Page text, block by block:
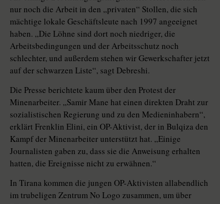
nur noch die Arbeit in den „privaten“ Stollen, die sich
mächtige lokale Geschäftsleute nach 1997 angeeignet
haben. „Die Löhne sind dort noch niedriger, die
Arbeitsbedingungen und der Arbeitsschutz noch
schlechter, und außerdem stehen wir Gewerkschafter jetzt
auf der schwarzen Liste“, sagt Debreshi.
Die Presse berichtete kaum über den Protest der
Minenarbeiter. „Samir Mane hat einen direkten Draht zur
sozialistischen Regierung und zu den Medieninhabern“,
erklärt Frenklin Elini, ein OP-Aktivist, der in Bulqiza den
Kampf der Minenarbeiter unterstützt hat. „Einige
Journalisten gaben zu, dass sie die Anweisung erhalten
hatten, die Ereignisse nicht zu erwähnen.“
In Tirana kommen die jungen OP-Aktivisten allabendlich
im trubeligen Zentrum No Logo zusammen, um über